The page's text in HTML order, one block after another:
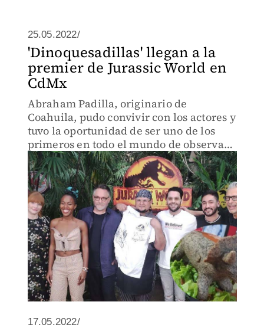
25.05.2022/
'Dinoquesadillas' llegan a la
premier de Jurassic World en
CdMx
Abraham Padilla, originario de
Coahuila, pudo convivir con los actores y
tuvo la oportunidad de ser uno de los
primeros en todo el mundo de observar
la película.
17.05.2022/